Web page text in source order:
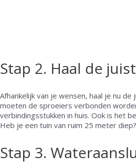
Stap 2. Haal de
Afhankelijk van je wensen, haal je nu
moeten de sproeiers verbonden
verbindingsstukken in huis. Ook is het
Heb je een tuin van ruim 25 meter
Stap 3.